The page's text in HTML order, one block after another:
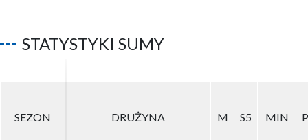
STATYSTYKI SUMY
SEZON DRUŻYNA M S5 MIN
SEZON DRUŻYNA M S5 MIN